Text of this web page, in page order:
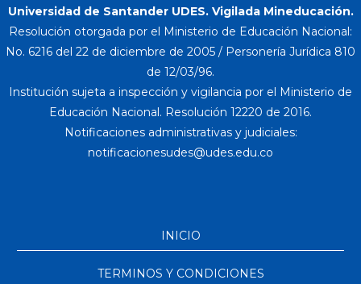
Universidad de Santander UDES. Vigilada Mineducación.
Resolución otorgada por el Ministerio de Educación Nacional:
No. 6216 del 22 de diciembre de 2005 / Personería Jurídica 810
de 12/03/96.
Institución sujeta a inspección y vigilancia por el Ministerio de
Educación Nacional. Resolución 12220 de 2016.
Notificaciones administrativas y judiciales:
INICIO
TERMINOS Y CONDICIONES